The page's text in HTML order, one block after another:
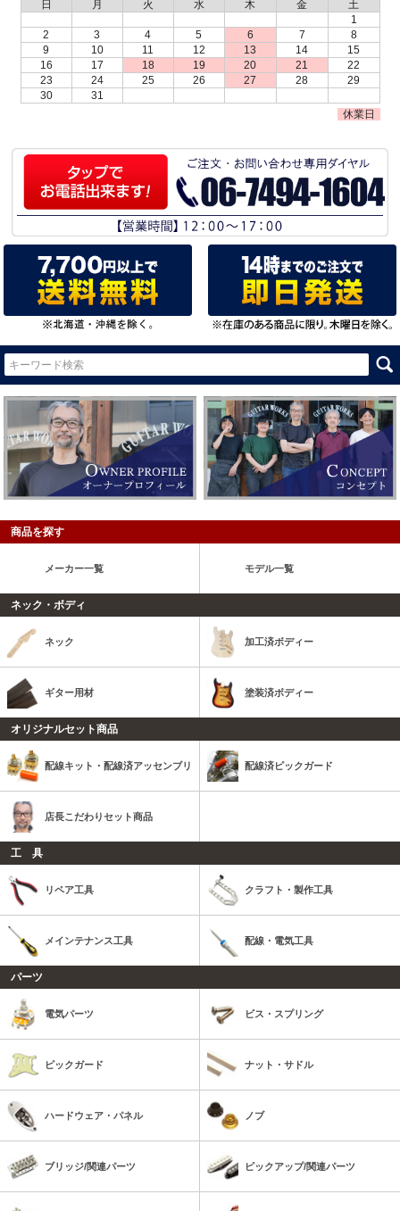
日
月 火 水 木 金
土
1
2
3 4 5 6 7
8
9
10 11 12 13 14
15
16
17 18 19 20 21
22
23
24 25 26 27 28
29
30
31
休業日
商品を探す
メーカー一覧 モデル一覧
ネック・ボディ
ネック 加工済ボディー
ギター用材 塗装済ボディー
オリジナルセット商品
配線キット・配線済アッセンブリ 配線済ピックガード
店長こだわりセット商品
工 具
リペア工具 クラフト・製作工具
メインテナンス工具 配線・電気工具
パーツ
電気パーツ ビス・スプリング
ピックガード ナット・サドル
ハードウェア・パネル ノブ
ブリッジ/関連パーツ ピックアップ/関連パーツ